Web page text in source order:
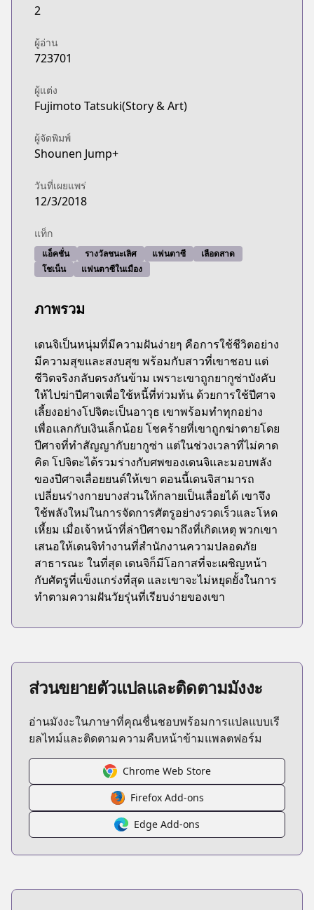
2
ผู้อ่าน
723701
ผู้แต่ง
Fujimoto Tatsuki(Story & Art)
ผู้จัดพิมพ์
Shounen Jump+
วันที่เผยแพร่
12/3/2018
แท็ก
แอ็คชั่น รางวัลชนะเลิศ แฟนตาซี
เลือดสาด
โชเน็น
แฟนตาซีในเมือง
ภาพรวม
เดนจิเป็นหนุ่มที่มีความฝันง่ายๆ คือการใช้ชีวิตอย่าง
มีความสุขและสงบสุข พร้อมกับสาวที่เขาชอบ แต่
ชีวิตจริงกลับตรงกันข้าม เพราะเขาถูกยากูซ่าบังคับ
ให้ไปฆ่าปีศาจเพื่อใช้หนี้ที่ท่วมท้น ด้วยการใช้ปีศาจ
เลี้ยงอย่างโปจิตะเป็นอาวุธ เขาพร้อมทำทุกอย่าง
เพื่อแลกกับเงินเล็กน้อย โชคร้ายที่เขาถูกฆ่าตายโดย
ปีศาจที่ทำสัญญากับยากูซ่า แต่ในช่วงเวลาที่ไม่คาด
คิด โปจิตะได้รวมร่างกับศพของเดนจิและมอบพลัง
ของปีศาจเลื่อยยนต์ให้เขา ตอนนี้เดนจิสามารถ
เปลี่ยนร่างกายบางส่วนให้กลายเป็นเลื่อยได้ เขาจึง
ใช้พลังใหม่ในการจัดการศัตรูอย่างรวดเร็วและโหด
เหี้ยม เมื่อเจ้าหน้าที่ล่าปีศาจมาถึงที่เกิดเหตุ พวกเขา
เสนอให้เดนจิทำงานที่สำนักงานความปลอดภัย
สาธารณะ ในที่สุด เดนจิก็มีโอกาสที่จะเผชิญหน้า
กับศัตรูที่แข็งแกร่งที่สุด และเขาจะไม่หยุดยั้งในการ
ทำตามความฝันวัยรุ่นที่เรียบง่ายของเขา
ส่วนขยายตัวแปลและติดตามมังงะ
อ่านมังงะในภาษาที่คุณชื่นชอบพร้อมการแปลแบบเรี
ยลไทม์และติดตามความคืบหน้าข้ามแพลตฟอร์ม
Chrome Web Store
Firefox Add-ons
Edge Add-ons